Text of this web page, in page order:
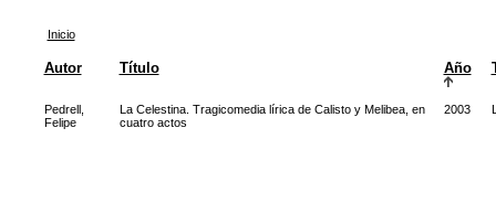
Inicio
Autor Título Año
Pedrell,
Felipe
La Celestina. Tragicomedia lírica de Calisto y Melibea, en
cuatro actos
2003